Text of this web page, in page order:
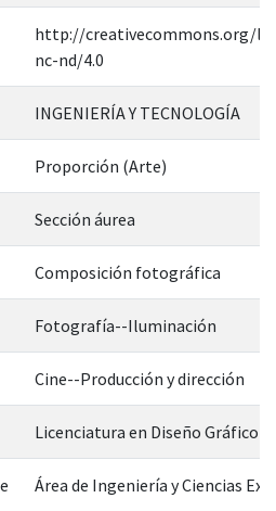
http://creativecommons.org/
nc-nd/4.0
INGENIERÍA Y TECNOLOGÍA
Proporción (Arte)
Sección áurea
Composición fotográfica
Fotografía--Iluminación
Cine--Producción y dirección
Licenciatura en Diseño Gráfico
Área de Ingeniería y Ciencias